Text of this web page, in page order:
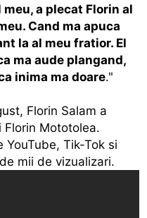
a plecat Florin al
Cand ma apuca
la al meu fratior. El
ma aude plangand,
inima ma doare."
Florin Salam a
Mototolea.
Tik-Tok si
mii de vizualizari.